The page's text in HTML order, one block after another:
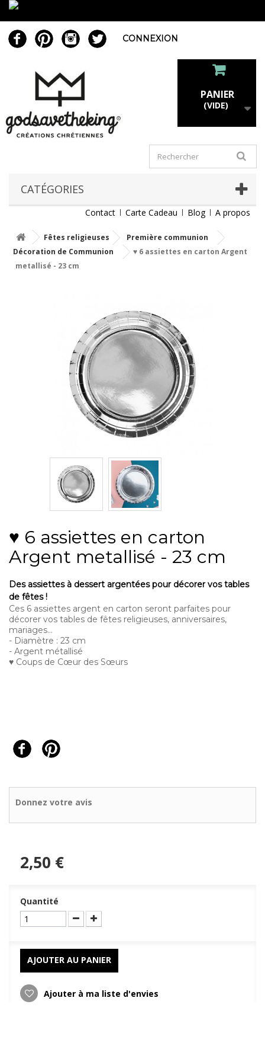
CONNEXION
PANIER
(VIDE)
CATÉGORIES
Contact Carte Cadeau Blog A propos
Fêtes religieuses
Première communion
Décoration de Communion
♥ 6 assiettes en carton Argent
metallisé - 23 cm
♥ 6 assiettes en carton
Argent metallisé - 23 cm
Des assiettes à dessert argentées pour décorer vos tables
de fêtes !
Ces 6 assiettes argent en carton seront parfaites pour
décorer vos tables de fêtes religieuses, anniversaires,
mariages...
- Diamètre : 23 cm
- Argent métallisé
♥ Coups de Cœur des Sœurs
Donnez votre avis
2,50 €
Quantité
AJOUTER AU PANIER
Ajouter à ma liste d'envies